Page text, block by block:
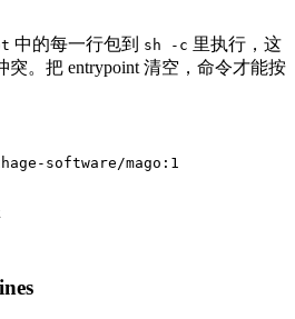
中的每一行包到 sh -c 里执行，这
突。把 entrypoint 清空，命令才能按
software/mago:1